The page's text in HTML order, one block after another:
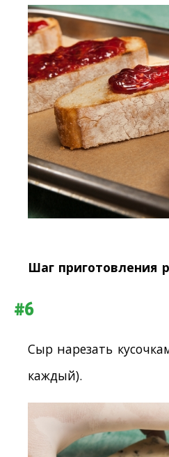
Шаг приготовления
#6
Сыр нарезать
каждый).